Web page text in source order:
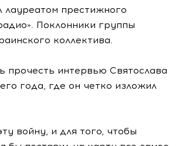
лауреатом престижного
Поклонники группы
коллектива.
интервью Святослава
года, где он четко изложил
войну, и для того, чтобы